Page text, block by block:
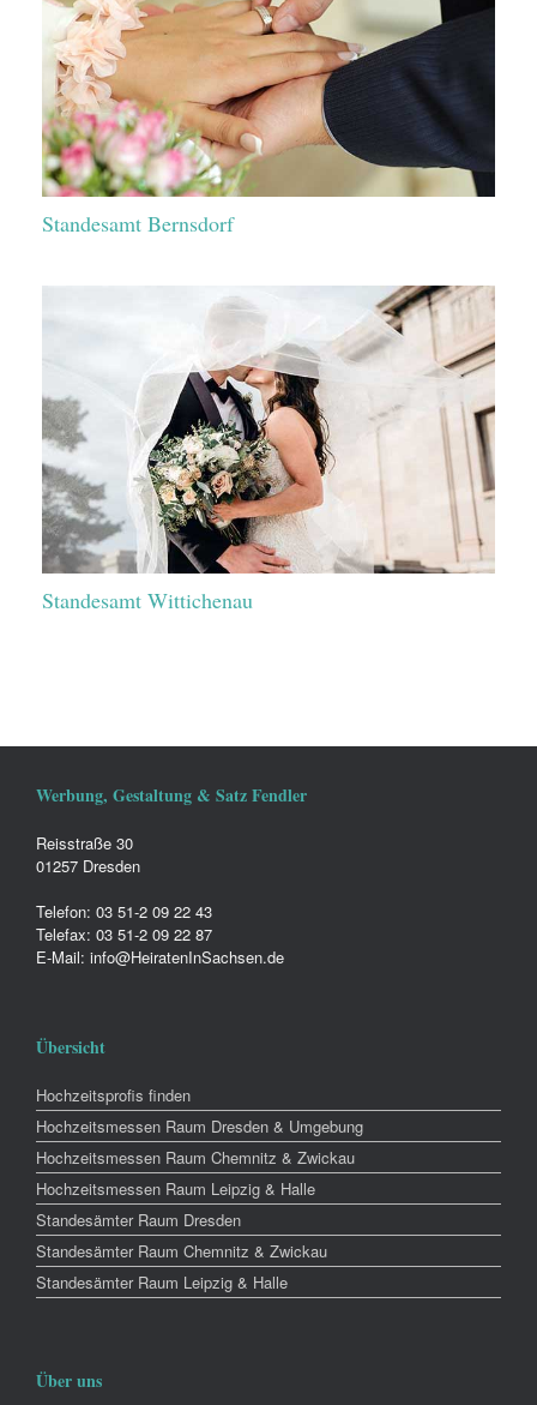
Standesamt Bernsdorf
Standesamt Wittichenau
Werbung, Gestaltung & Satz Fendler
Reisstraße 30
01257 Dresden
Telefon: 03 51-2 09 22 43
Telefax: 03 51-2 09 22 87
E-Mail: info@HeiratenInSachsen.de
Übersicht
Hochzeitsprofis finden
Hochzeitsmessen Raum Dresden & Umgebung
Hochzeitsmessen Raum Chemnitz & Zwickau
Hochzeitsmessen Raum Leipzig & Halle
Standesämter Raum Dresden
Standesämter Raum Chemnitz & Zwickau
Standesämter Raum Leipzig & Halle
Über uns